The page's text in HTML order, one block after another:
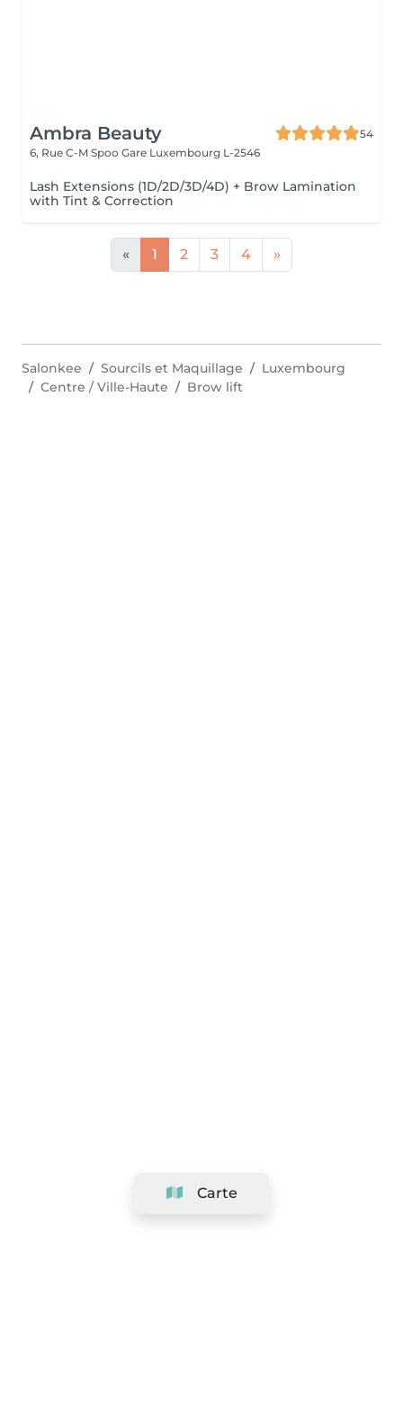
Ambra Beauty
54
6, Rue C-M Spoo Gare Luxembourg L-2546
Lash Extensions (1D/2D/3D/4D) + Brow Lamination
with Tint & Correction
« 1 2 3 4 »
Carte
Salonkee Sourcils et Maquillage
Luxembourg
Centre / Ville-Haute
Brow lift